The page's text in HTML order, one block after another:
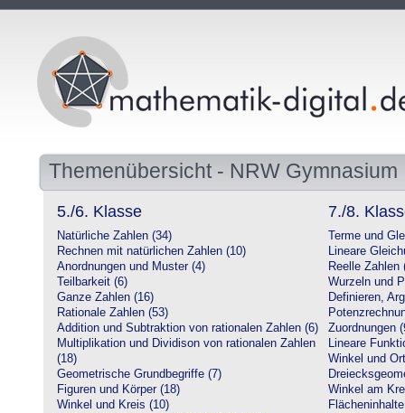
Themenübersicht - NRW Gymnasium
5./6. Klasse
Natürliche Zahlen (34)
Rechnen mit natürlichen Zahlen (10)
Anordnungen und Muster (4)
Teilbarkeit (6)
Ganze Zahlen (16)
Rationale Zahlen (53)
Addition und Subtraktion von rationalen Zahlen (6)
Multiplikation und Dividison von rationalen Zahlen
(18)
Geometrische Grundbegriffe (7)
Figuren und Körper (18)
Winkel und Kreis (10)
7./8.
Terme und
Lineare
Reelle Zahlen
Wurzeln und
Definieren,
Zuordnungen
Lineare
Winkel und
Winkel am